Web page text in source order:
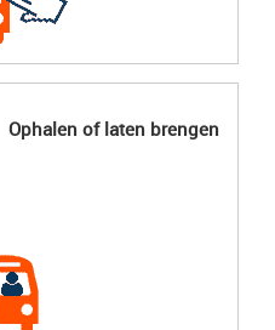
Ophalen of laten brengen